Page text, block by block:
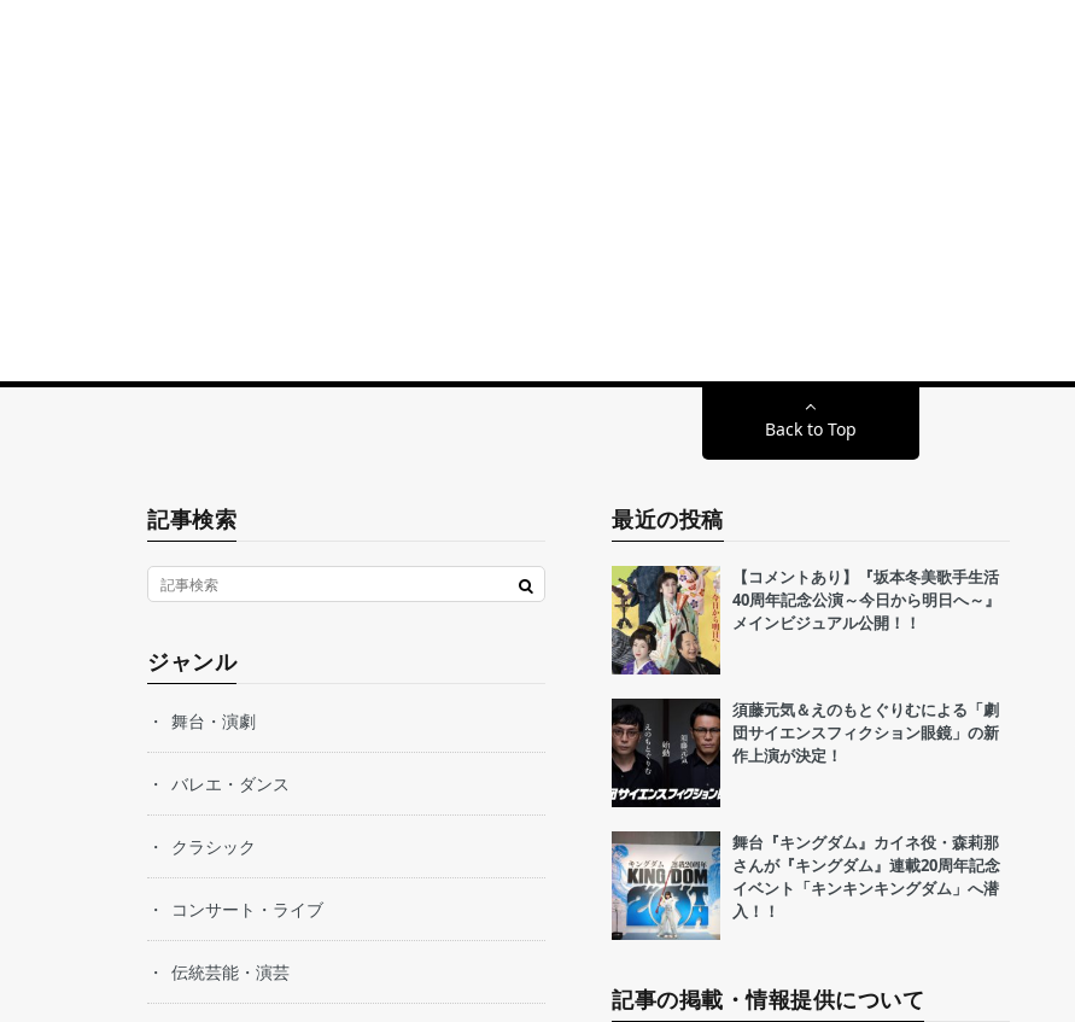
Back to Top
記事検索
ジャンル
舞台・演劇
バレエ・ダンス
クラシック
コンサート・ライブ
伝統芸能・演芸
最近の投稿
【コメントあり】『坂本冬美歌手生活
40周年記念公演～今日から明日へ～』
メインビジュアル公開！！
須藤元気＆えのもとぐりむによる「劇
団サイエンスフィクション眼鏡」の新
作上演が決定！
舞台『キングダム』カイネ役・森莉那
さんが『キングダム』連載20周年記念
イベント「キンキンキングダム」へ潜
入！！
記事の掲載・情報提供について